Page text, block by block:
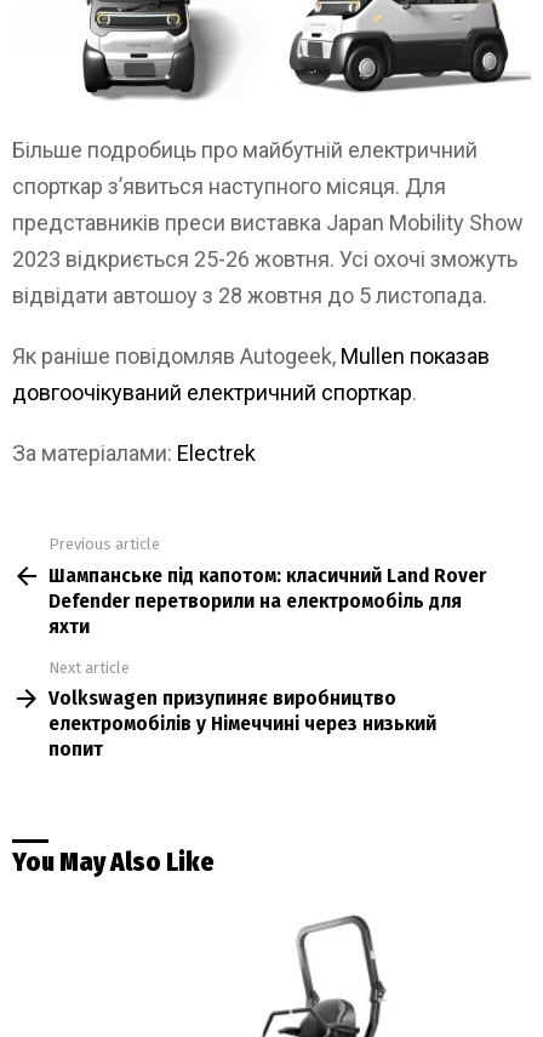
Більше подробиць про майбутній електричний
спорткар з’явиться наступного місяця. Для
представників преси виставка Japan Mobility Show
2023 відкриється 25-26 жовтня. Усі охочі зможуть
відвідати автошоу з 28 жовтня до 5 листопада.
Як раніше повідомляв Autogeek, Mullen показав
довгоочікуваний електричний спорткар.
За матеріалами: Electrek
more
Previous article
Шампанське під капотом: класичний Land Rover
Defender перетворили на електромобіль для
яхти
Next article
Volkswagen призупиняє виробництво
електромобілів у Німеччині через низький
попит
You May Also Like